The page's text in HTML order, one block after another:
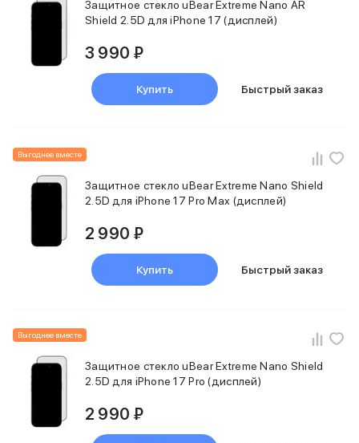
Защитное стекло uBear Extreme Nano AR
Shield 2.5D для iPhone 17 (дисплей)
3 990 ₽
Купить Быстрый заказ
Выгоднее вместе
Защитное стекло uBear Extreme Nano Shield
2.5D для iPhone 17 Pro Max (дисплей)
2 990 ₽
Купить Быстрый заказ
Выгоднее вместе
Защитное стекло uBear Extreme Nano Shield
2.5D для iPhone 17 Pro (дисплей)
2 990 ₽